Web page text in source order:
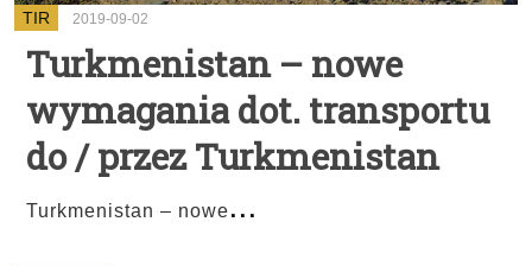
TIR 2019-09-02
Turkmenistan – nowe
wymagania dot. transportu
do / przez Turkmenistan
Turkmenistan – nowe...